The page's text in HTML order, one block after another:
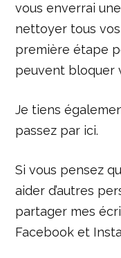
vous enverrai
nettoyer tous
première étape
peuvent bloquer
Je tiens
passez par ici.
Si vous pensez
aider d’autres
partager mes
Facebook et